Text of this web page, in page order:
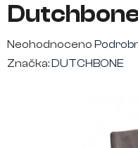
Průměrné
hodnocení
Neohodnoceno
Značka:DUTCHBONE